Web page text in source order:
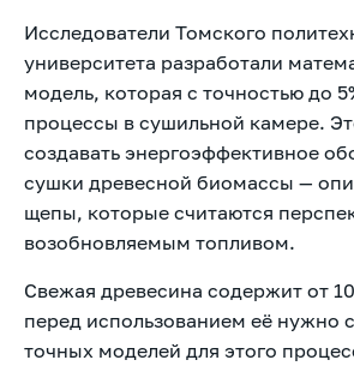
Исследователи Томского
университета разработали
модель, которая с точностью до
процессы в сушильной камере.
создавать энергоэффективное
сушки древесной биомассы —
щепы, которые считаются
возобновляемым топливом.
Свежая древесина содержит от
перед использованием её нужно
точных моделей для этого